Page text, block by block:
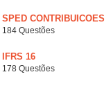
SPED CONTRIBUICOES
184 Questões
IFRS 16
178 Questões